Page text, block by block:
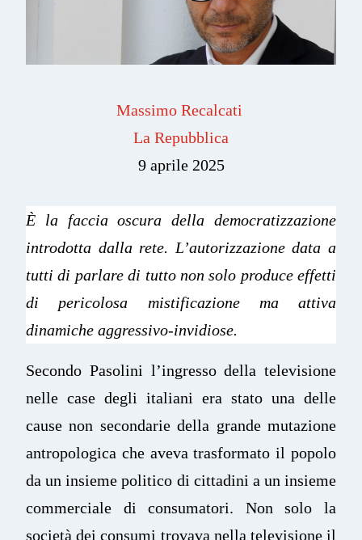
Massimo Recalcati
La Repubblica
9 aprile 2025
È la faccia oscura della democratizzazione
introdotta dalla rete. L’autorizzazione data a
tutti di parlare di tutto non solo produce effetti
di pericolosa mistificazione ma attiva
dinamiche aggressivo-invidiose.
Secondo Pasolini l’ingresso della televisione
nelle case degli italiani era stato una delle
cause non secondarie della grande mutazione
antropologica che aveva trasformato il popolo
da un insieme politico di cittadini a un insieme
commerciale di consumatori. Non solo la
società dei consumi trovava nella televisione il